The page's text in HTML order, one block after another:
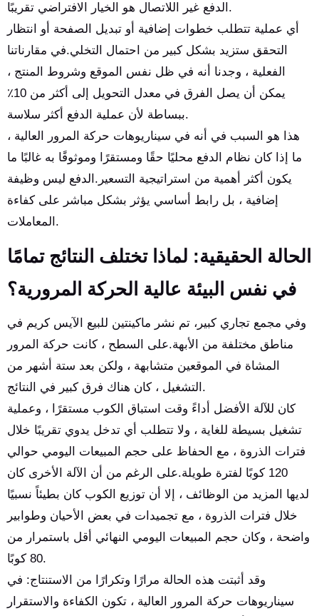
الدفع غير اللاتصال هو الخيار الافتراضي تقريبًا.
أي عملية تتطلب خطوات إضافية أو تبديل الصفحة أو انتظار
التحقق ستزيد بشكل كبير من احتمال التخلي.في مقارناتنا
الفعلية ، وجدنا أنه في ظل نفس الموقع وشروط المنتج ،
يمكن أن يصل الفرق في معدل التحويل إلى أكثر من 10٪
ببساطة لأن عملية الدفع أكثر سلاسة.
هذا هو السبب في أنه في سيناريوهات حركة المرور العالية ،
ما إذا كان نظام الدفع محليًا حقًا ومستقرًا وموثوقًا به غالبًا ما
يكون أكثر أهمية من استراتيجية التسعير.الدفع ليس وظيفة
إضافية ، بل رابط أساسي يؤثر بشكل مباشر على كفاءة
المعاملات.
الحالة الحقيقية: لماذا تختلف النتائج تمامًا
في نفس البيئة عالية الحركة المرورية؟
وفي مجمع تجاري كبير، تم نشر ماكينتين للبيع الآيس كريم في
مناطق مختلفة من الأبهة.على السطح ، كانت حركة المرور
المشاة في الموقعين متشابهة ، ولكن بعد ستة أشهر من
التشغيل ، كان هناك فرق كبير في النتائج.
كان للآلة الأفضل أداءً وقت استباق الكوب مستقرًا ، وعملية
تشغيل بسيطة للغاية ، ولا تتطلب أي تدخل يدوي تقريبًا خلال
فترات الذروة ، مع الحفاظ على حجم المبيعات اليومي حوالي
120 كوبًا لفترة طويلة.على الرغم من أن الآلة الأخرى كان
لديها المزيد من الوظائف ، إلا أن توزيع الكوب كان بطيئاً نسبيًا
خلال فترات الذروة ، مع تجميدات في بعض الأحيان وطوابير
واضحة ، وكان حجم المبيعات اليومي النهائي أقل باستمرار من
80 كوبًا.
وقد أثبتت هذه الحالة مرارًا وتكرارًا من الاستنتاج: في
سيناريوهات حركة المرور العالية ، تكون الكفاءة والاستقرار